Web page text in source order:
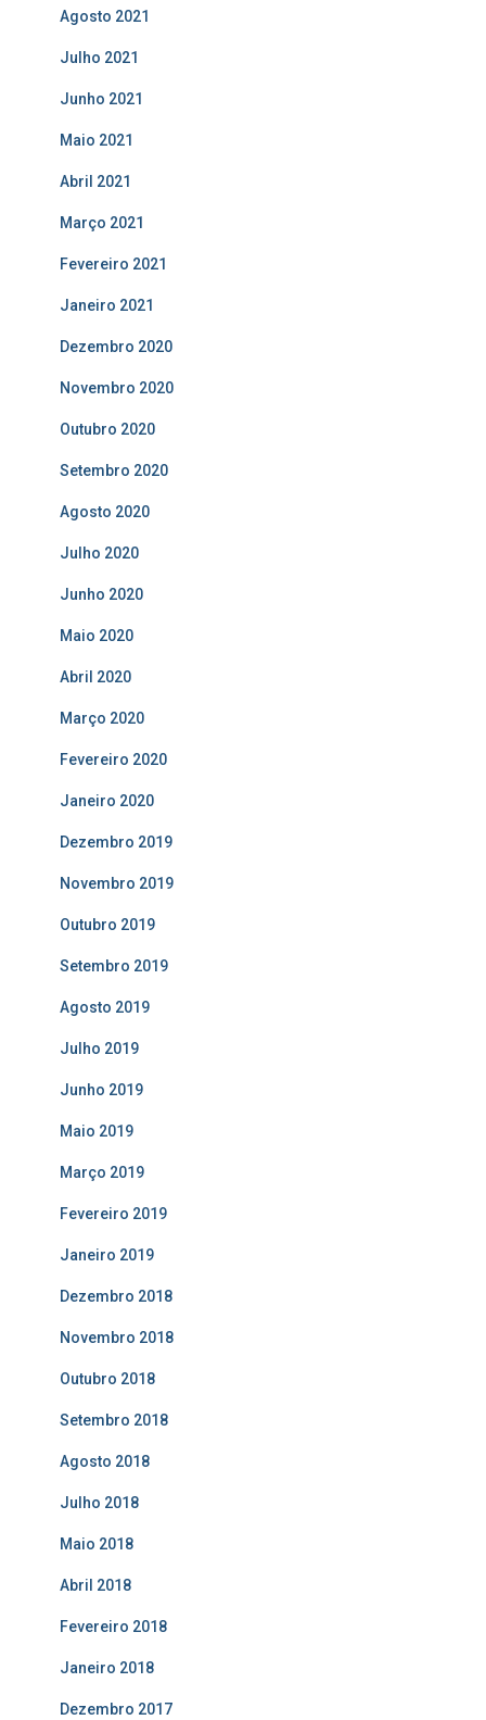
Agosto 2021
Julho 2021
Junho 2021
Maio 2021
Abril 2021
Março 2021
Fevereiro 2021
Janeiro 2021
Dezembro 2020
Novembro 2020
Outubro 2020
Setembro 2020
Agosto 2020
Julho 2020
Junho 2020
Maio 2020
Abril 2020
Março 2020
Fevereiro 2020
Janeiro 2020
Dezembro 2019
Novembro 2019
Outubro 2019
Setembro 2019
Agosto 2019
Julho 2019
Junho 2019
Maio 2019
Março 2019
Fevereiro 2019
Janeiro 2019
Dezembro 2018
Novembro 2018
Outubro 2018
Setembro 2018
Agosto 2018
Julho 2018
Maio 2018
Abril 2018
Fevereiro 2018
Janeiro 2018
Dezembro 2017